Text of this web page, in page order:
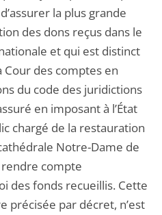
la plus grande
des dons reçus dans le
et qui est distinct
des comptes en
du code des juridictions
en imposant à l’État
chargé de la restauration
Notre-Dame de
rendre compte
des fonds recueillis. Cette
précisée par décret, n’est